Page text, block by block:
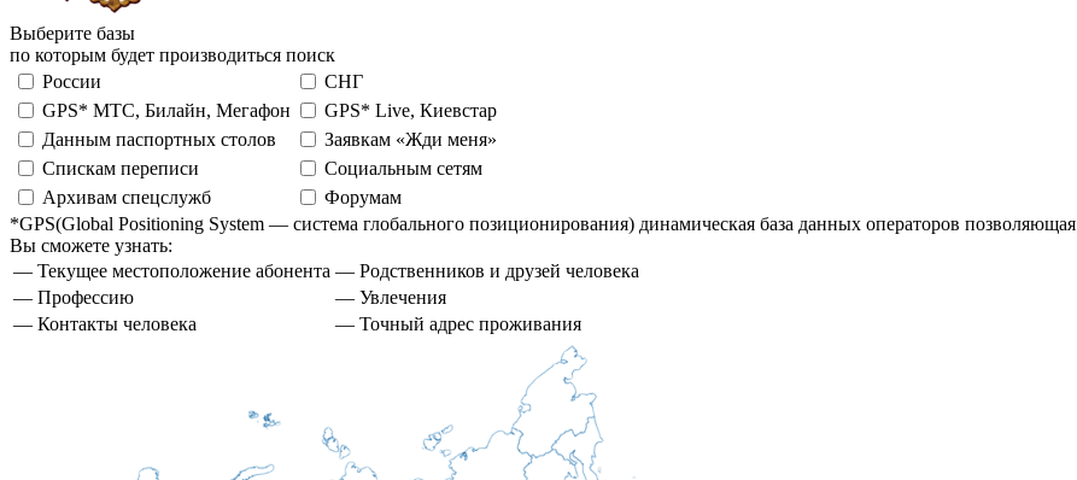
Выберите базы
по которым будет производиться поиск
России
СНГ
GPS* МТС, Билайн, Мегафон
GPS* Live, Киевстар
Данным паспортных столов
Заявкам «Жди меня»
Спискам переписи
Социальным сетям
Архивам спецслужб
Форумам
*GPS(Global Positioning System — система глобального позиционирования) динамическая база данных операторов
Вы сможете узнать:
— Текущее местоположение абонента — Родственников и друзей человека
— Профессию
— Увлечения
— Контакты человека
— Точный адрес проживания